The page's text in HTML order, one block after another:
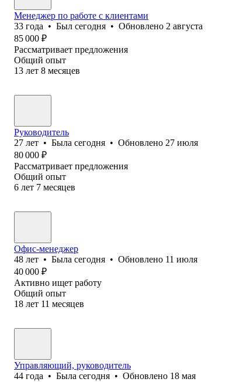
Менеджер по работе с клиентами
33 года • Был сегодня • Обновлено 2 августа
85 000 ₽
Рассматривает предложения
Общий опыт
13 лет 8 месяцев
Руководитель
27 лет • Была сегодня • Обновлено 27 июля
80 000 ₽
Рассматривает предложения
Общий опыт
6 лет 7 месяцев
Офис-менеджер
48 лет • Была сегодня • Обновлено 11 июля
40 000 ₽
Активно ищет работу
Общий опыт
18 лет 11 месяцев
Управляющий, руководитель
44 года • Была сегодня • Обновлено 18 мая